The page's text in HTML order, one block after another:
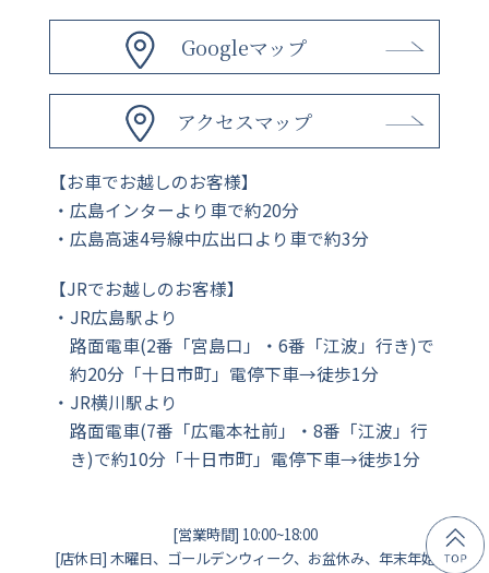
Googleマップ
アクセスマップ
【お車でお越しのお客様】
広島インターより車で約20分
広島高速4号線中広出口より車で約3分
【JRでお越しのお客様】
JR広島駅より
路面電車(2番「宮島口」・6番「江波」行き)で
約20分「十日市町」電停下車→徒歩1分
JR横川駅より
路面電車(7番「広電本社前」・8番「江波」行
き)で約10分「十日市町」電停下車→徒歩1分
[営業時間] 10:00~18:00
[店休日] 木曜日、ゴールデンウィーク、お盆休み、年末年始